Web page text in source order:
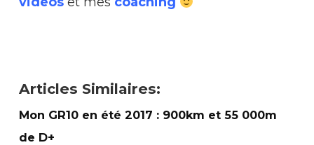
Articles Similaires:
Mon GR10 en été 2017 : 900km et 55 000m
de D+